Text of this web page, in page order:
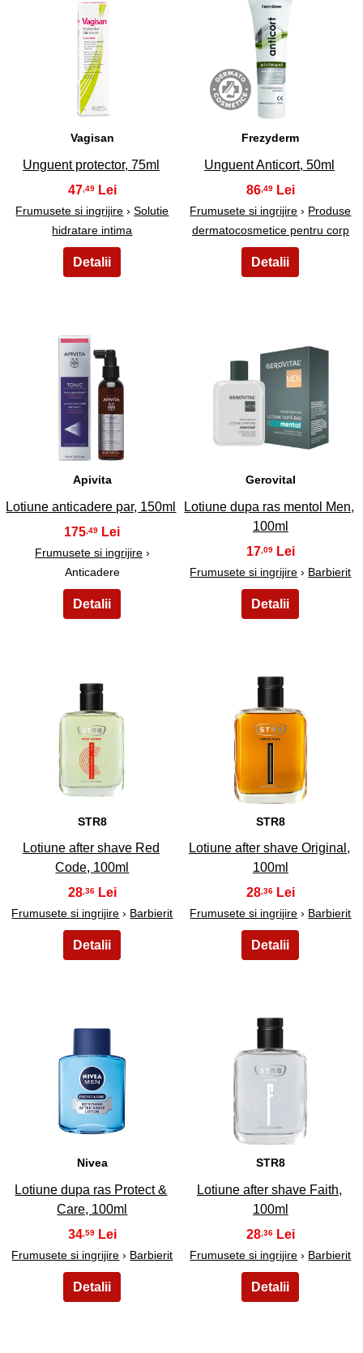
13
Vagisan
Unguent protector, 75ml
47,49
Frumusete si ingrijire ›Solutie
hidratare intima
14
Frezyderm
Unguent Anticort, 50ml
86,49
Frumusete si ingrijire › Produse
dermatocosmetice pentru corp
15
Apivita
Lotiune anticadere par, 150ml
175 ,49
Frumusete si ingrijire›
Anticadere
Gerovital
Lotiune dupa ras mentol Men,
100ml
17,09
Frumusete si ingrijire › Barbierit
17
STR8
Lotiune after shave Red
Code, 100ml
28 ,36
Frumusete si ingrijire › Barbierit
18
STR8
Lotiune after shave Original,
100ml
28 ,36
Frumusete si ingrijire › Barbierit
19
Nivea
Lotiune dupa ras Protect &
Care, 100ml
34 ,59
Frumusete si ingrijire › Barbierit
20
STR8
Lotiune after shave Faith,
100ml
28 ,36
Frumusete si ingrijire › Barbierit